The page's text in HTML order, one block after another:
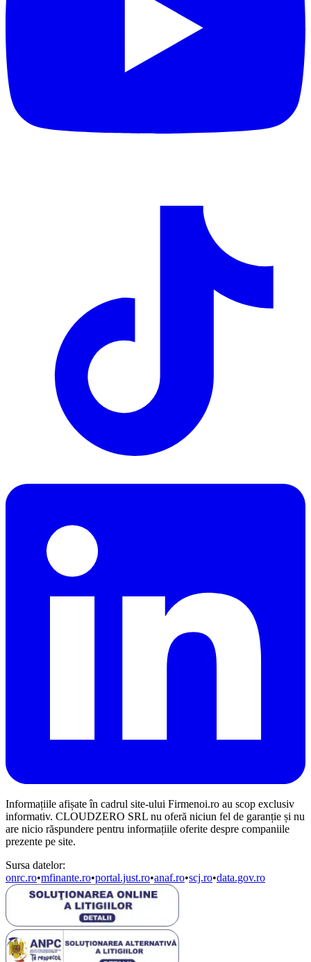
Informațiile afișate în cadrul site-ului Firmenoi.ro au scop exclusiv
informativ. CLOUDZERO SRL nu oferă niciun fel de garanție și nu
are nicio răspundere pentru informațiile oferite despre companiile
prezente pe site.
Sursa datelor:
onrc.ro•mfinante.ro•portal.just.ro•anaf.ro•scj.ro•data.gov.ro